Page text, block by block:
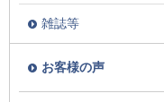
雑誌等
お客様の声